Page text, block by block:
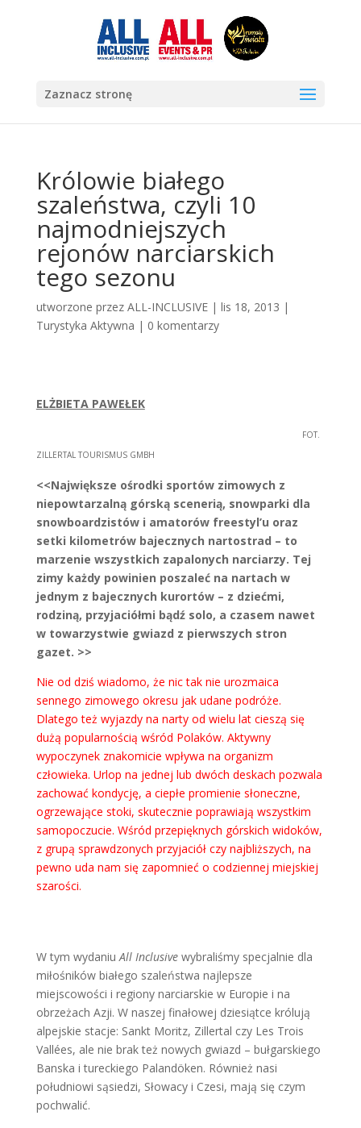
Zaznacz stronę
Królowie białego
szaleństwa, czyli 10
najmodniejszych
rejonów narciarskich
tego sezonu
utworzone przez ALL-INCLUSIVE| lis 18, 2013 |
Turystyka Aktywna | 0 komentarzy
ELŻBIETA PAWEŁEK
FOT.
ZILLERTAL TOURISMUS GMBH
<<Największe ośrodki sportów zimowych z
niepowtarzalną górską scenerią, snowparki dla
snowboardzistów i amatorów freestyl’u oraz
setki kilometrów bajecznych nartostrad – to
marzenie wszystkich zapalonych narciarzy. Tej
zimy każdy powinien poszaleć na nartach w
jednym z bajecznych kurortów – z dziećmi,
rodziną, przyjaciółmi bądź solo, a czasem nawet
w towarzystwie gwiazd z pierwszych stron
gazet. >>
Nie od dziś wiadomo, że nic tak nie urozmaica
sennego zimowego okresu jak udane podróże.
Dlatego też wyjazdy na narty od wielu lat cieszą się
dużą popularnością wśród Polaków. Aktywny
wypoczynek znakomicie wpływa na organizm
człowieka. Urlop na jednej lub dwóch deskach pozwala
zachować kondycję, a ciepłe promienie słoneczne,
ogrzewające stoki, skutecznie poprawiają wszystkim
samopoczucie. Wśród przepięknych górskich widoków,
z grupą sprawdzonych przyjaciół czy najbliższych, na
pewno uda nam się zapomnieć o codziennej miejskiej
szarości.
W tym wydaniuAll Inclusivewybraliśmy specjalnie dla
miłośników białego szaleństwa najlepsze
miejscowości i regiony narciarskie w Europie i na
obrzeżach Azji. W naszej finałowej dziesiątce królują
alpejskie stacje: Sankt Moritz, Zillertal czy Les Trois
Vallées, ale nie brak też nowych gwiazd – bułgarskiego
Banska i tureckiego Palandöken. Również nasi
południowi sąsiedzi, Słowacy i Czesi, mają się czym
pochwalić.